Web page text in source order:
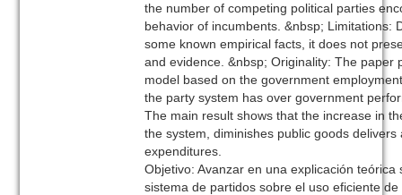
the number of competing political parties
behavior of incumbents. &nbsp; Limitations:
some known empirical facts, it does not
and evidence. &nbsp; Originality: The paper
model based on the government
the party system has over government
The main result shows that the increase in
the system, diminishes public goods
expenditures.
Objetivo: Avanzar en una explicación
sistema de partidos sobre el uso eficiente